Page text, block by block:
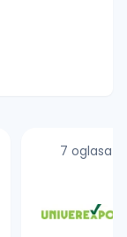
č, ć, š, đ,
7 oglasa